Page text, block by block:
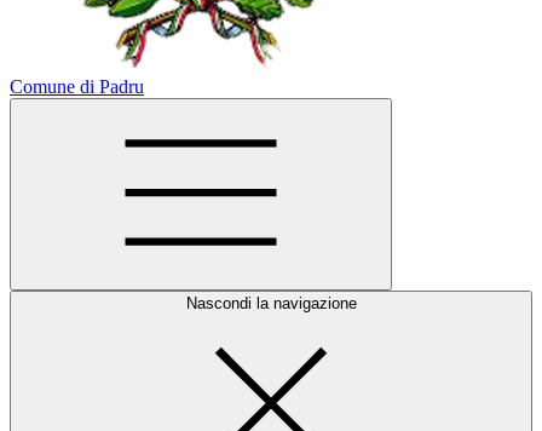
Comune di Padru
Nascondi la navigazione